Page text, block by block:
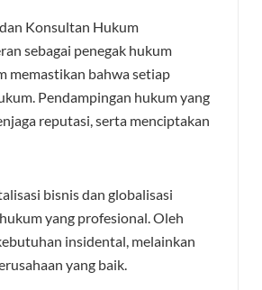
Konsultan Hukum
sebagai penegak hukum
memastikan bahwa setiap
Pendampingan hukum yang
reputasi, serta menciptakan
bisnis dan globalisasi
yang profesional. Oleh
insidental, melainkan
yang baik.